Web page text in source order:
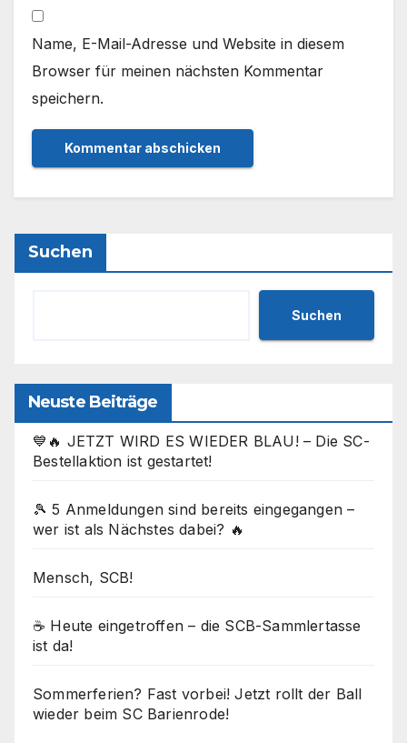
Name, E-Mail-Adresse und Website in diesem
Browser für meinen nächsten Kommentar
speichern.
Suchen
Suchen
Neuste Beiträge
💙🔥 JETZT WIRD ES WIEDER BLAU! – Die SC-
Bestellaktion ist gestartet!
🎾 5 Anmeldungen sind bereits eingegangen –
wer ist als Nächstes dabei? 🔥
Mensch, SCB!
☕ Heute eingetroffen – die SCB-Sammlertasse
ist da!
Sommerferien? Fast vorbei! Jetzt rollt der Ball
wieder beim SC Barienrode!